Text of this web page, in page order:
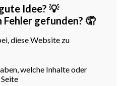
Idee? 💡
Fehler gefunden? 🤦
diese Website zu
welche Inhalte oder